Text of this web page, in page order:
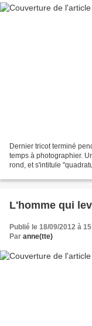
Dernier tricot terminé
temps à photographier.
rond, et s'intitule
L'homme qui
Publié le 18/09/2012 à
Par anne(tte)